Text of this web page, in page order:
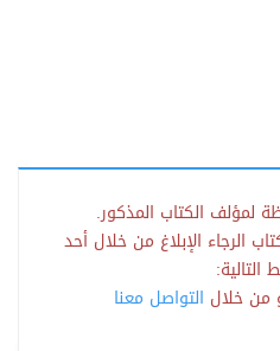
لمؤلف الكتاب المذكور.
الرجاء الإبلاغ من خلال أحد
التالية:
من خلال التواصل معنا